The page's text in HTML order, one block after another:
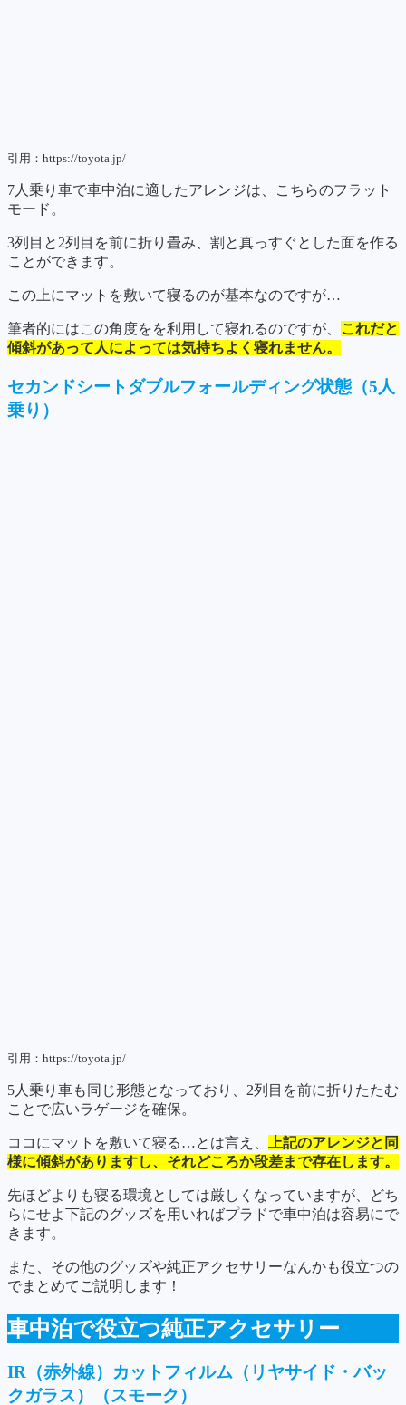
引用：https://toyota.jp/
7人乗り車で車中泊に適したアレンジは、こちらのフラット
モード。
3列目と2列目を前に折り畳み、割と真っすぐとした面を作る
ことができます。
この上にマットを敷いて寝るのが基本なのですが…
筆者的にはこの角度をを利用して寝れるのですが、
これだと
傾斜があって人によっては気持ちよく寝れません。
セカンドシートダブルフォールディング状態（5人
乗り）
引用：https://toyota.jp/
5人乗り車も同じ形態となっており、2列目を前に折りたたむ
ことで広いラゲージを確保。
ココにマットを敷いて寝る…とは言え、
上記のアレンジと同
様に傾斜がありますし、それどころか段差まで存在します。
先ほどよりも寝る環境としては厳しくなっていますが、どち
らにせよ下記のグッズを用いればプラドで車中泊は容易にで
きます。
また、その他のグッズや純正アクセサリーなんかも役立つの
でまとめてご説明します！
車中泊で役立つ純正アクセサリー
IR（赤外線）カットフィルム（リヤサイド・バッ
クガラス）（スモーク）